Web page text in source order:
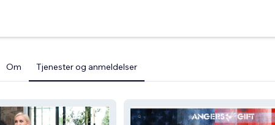
Om Tjenester og anmeldelser